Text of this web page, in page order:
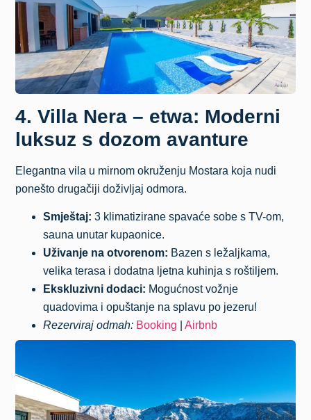
4. Villa Nera – etwa: Moderni
luksuz s dozom avanture
Elegantna vila u mirnom okruženju Mostara koja nudi
ponešto drugačiji doživljaj odmora.
Smještaj: 3 klimatizirane spavaće sobe s TV-om,
sauna unutar kupaonice.
Uživanje na otvorenom: Bazen s ležaljkama,
velika terasa i dodatna ljetna kuhinja s roštiljem.
Ekskluzivni dodaci: Mogućnost vožnje
quadovima i opuštanje na splavu po jezeru!
Rezerviraj odmah: Booking |Airbnb